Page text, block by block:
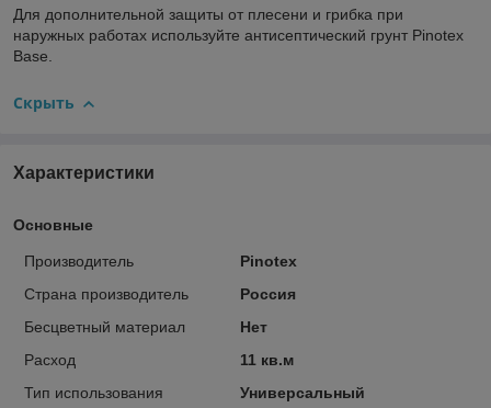
Для дополнительной защиты от плесени и грибка при
наружных работах используйте антисептический грунт Pinotex
Base.
Скрыть
Характеристики
Основные
Производитель
Pinotex
Страна производитель
Россия
Бесцветный материал
Нет
Расход
11 кв.м
Тип использования
Универсальный